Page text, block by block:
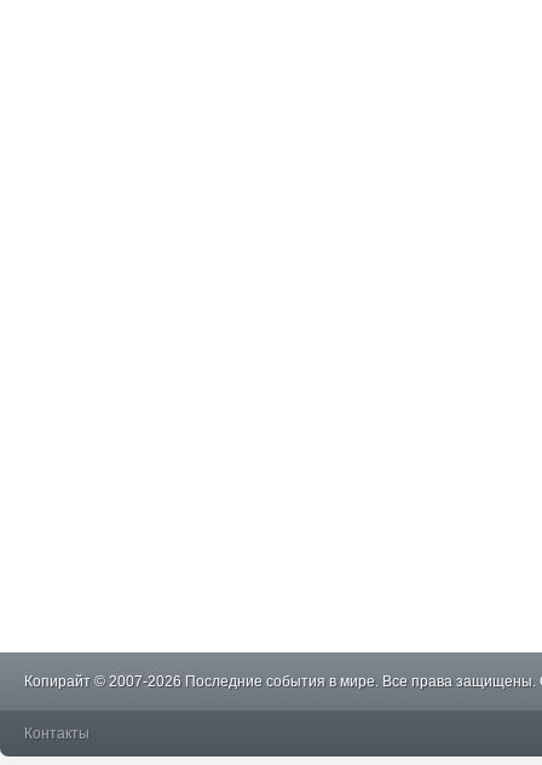
Копирайт © 2007-2026 Последние события в мире. Все права защищены.
Контакты